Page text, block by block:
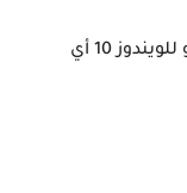
نظام التشغيل: للويندوز xp أو للويندوز 7 أو للويندوز 10 أي